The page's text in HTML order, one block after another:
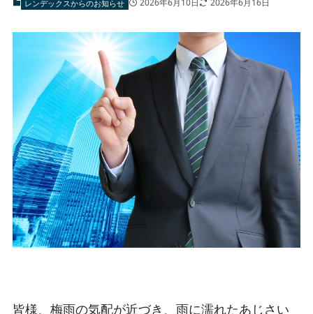
レンデックスからのお知らせ 2026年6月10日 2026年6月16日
皆様、梅雨の気配が近づき、雨に濡れたあじさい